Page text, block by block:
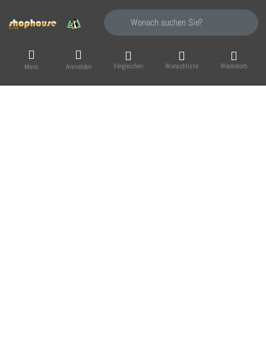
Geben Sie einen Suchbegriff ein. Während
Menü Anmelden Vergleichen Wunschliste Warenkorb